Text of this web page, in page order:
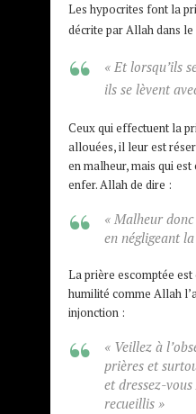
Les hypocrites font la
décrite par Allah dans le
« Et lorsqu’ils
ils se lèvent
Ceux qui effectuent la
allouées, il leur est
en malheur, mais qui
enfer. Allah de dire :
« Malheur
en négligeant
La prière escomptée
humilité comme Allah
injonction :
« Veillez à
prières et
et dressez-
recueillis »